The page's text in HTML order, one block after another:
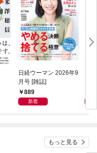
日経ウーマン 2026年9
月号 [雑誌]
889
新着
もっと見る